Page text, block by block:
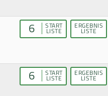
6 START
LISTE
ERGEBNIS
LISTE
6 START
LISTE
ERGEBNIS
LISTE